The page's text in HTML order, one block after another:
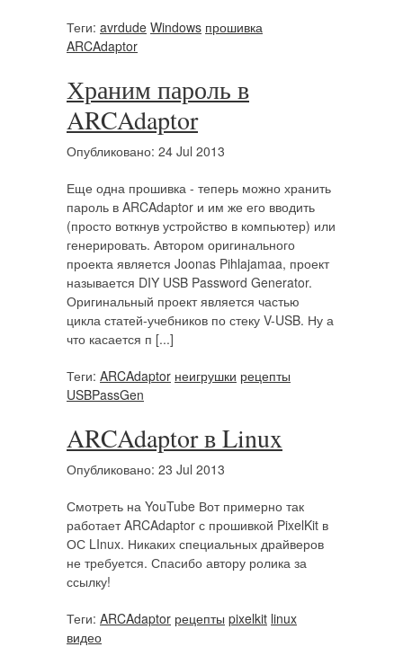
Теги: avrdude Windows прошивка
ARCAdaptor
Храним пароль в
ARCAdaptor
Опубликовано: 24 Jul 2013
Еще одна прошивка - теперь можно хранить
пароль в ARCAdaptor и им же его вводить
(просто воткнув устройство в компьютер) или
генерировать. Автором оригинального
проекта является Joonas Pihlajamaa, проект
называется DIY USB Password Generator.
Оригинальный проект является частью
цикла статей-учебников по стеку V-USB. Ну а
что касается п [...]
Теги: ARCAdaptor неигрушки рецепты
USBPassGen
ARCAdaptor в Linux
Опубликовано: 23 Jul 2013
Смотреть на YouTube Вот примерно так
работает ARCAdaptor с прошивкой PixelKit в
ОС LInux. Никаких специальных драйверов
не требуется. Спасибо автору ролика за
ссылку!
Теги: ARCAdaptor рецепты pixelkit linux
видео